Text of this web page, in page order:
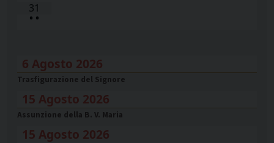
31
• •
6 Agosto 2026
Trasfigurazione del Signore
15 Agosto 2026
Assunzione della B. V. Maria
15 Agosto 2026